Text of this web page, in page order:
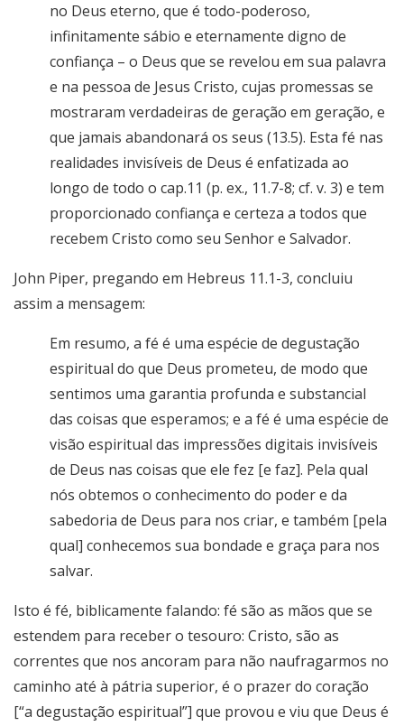
no Deus eterno, que é todo-poderoso,
infinitamente sábio e eternamente digno de
confiança – o Deus que se revelou em sua palavra
e na pessoa de Jesus Cristo, cujas promessas se
mostraram verdadeiras de geração em geração, e
que jamais abandonará os seus (13.5). Esta fé nas
realidades invisíveis de Deus é enfatizada ao
longo de todo o cap.11 (p. ex., 11.7-8; cf. v. 3) e tem
proporcionado confiança e certeza a todos que
recebem Cristo como seu Senhor e Salvador.
John Piper, pregando em Hebreus 11.1-3, concluiu
assim a mensagem:
Em resumo, a fé é uma espécie de degustação
espiritual do que Deus prometeu, de modo que
sentimos uma garantia profunda e substancial
das coisas que esperamos; e a fé é uma espécie de
visão espiritual das impressões digitais invisíveis
de Deus nas coisas que ele fez [e faz]. Pela qual
nós obtemos o conhecimento do poder e da
sabedoria de Deus para nos criar, e também [pela
qual] conhecemos sua bondade e graça para nos
salvar.
Isto é fé, biblicamente falando: fé são as mãos que se
estendem para receber o tesouro: Cristo, são as
correntes que nos ancoram para não naufragarmos no
caminho até à pátria superior, é o prazer do coração
[“a degustação espiritual”] que provou e viu que Deus é